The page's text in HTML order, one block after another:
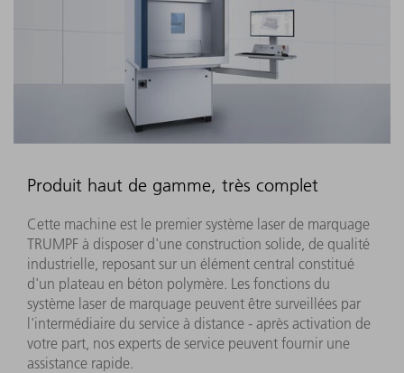
Produit haut de gamme, très complet
Cette machine est le premier système laser de marquage
TRUMPF à disposer d'une construction solide, de qualité
industrielle, reposant sur un élément central constitué
d'un plateau en béton polymère. Les fonctions du
système laser de marquage peuvent être surveillées par
l'intermédiaire du service à distance - après activation de
votre part, nos experts de service peuvent fournir une
assistance rapide.